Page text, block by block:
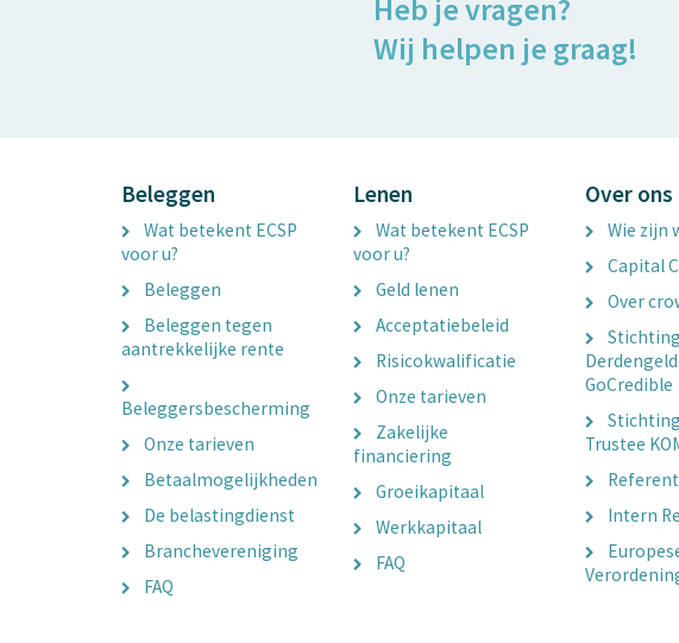
Heb je vragen?
Wij helpen je graag!
Beleggen
Wat betekent ECSP
voor u?
Beleggen
Beleggen tegen
aantrekkelijke rente
Beleggersbescherming
Onze tarieven
Betaalmogelijkheden
De belastingdienst
Branchevereniging
FAQ
Lenen
Wat betekent ECSP
voor u?
Geld lenen
Acceptatiebeleid
Risicokwalificatie
Onze tarieven
Zakelijke
financiering
Groeikapitaal
Werkkapitaal
FAQ
Over ons
Wie zijn
Capital
Over
Stichting
GoCredible
Trustee
Intern